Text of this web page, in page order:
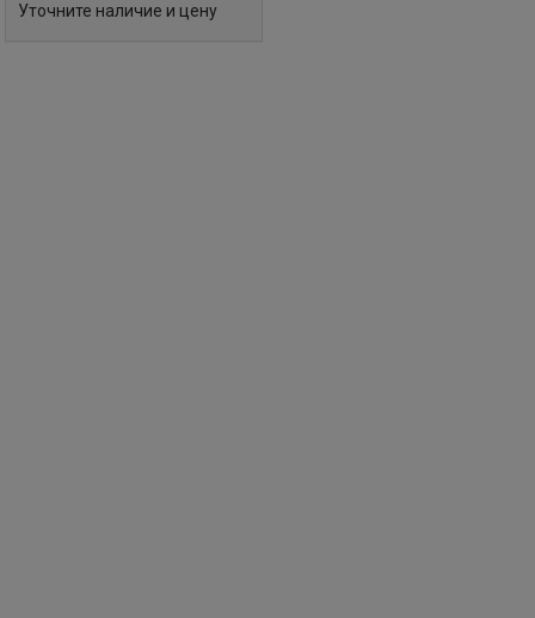
Уточните наличие и цену